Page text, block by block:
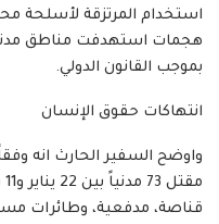
استخدام المرتزقة لأسلحة
هجمات استهدفت مناطق
بموجب القانون الدولي.
انتهاكات حقوق الإنسان
واوضح السفير الحارث انه